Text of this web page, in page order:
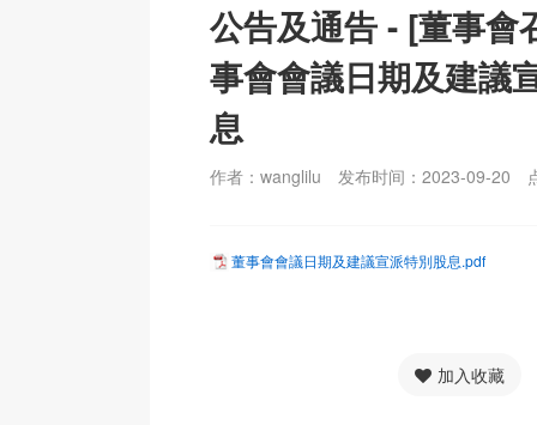
公告及通告 - [董事會
事會會議日期及建議
息
作者：wanglilu 发布时间：2023-09-20
董事會會議日期及建議宣派特別股息.pdf
加入收藏